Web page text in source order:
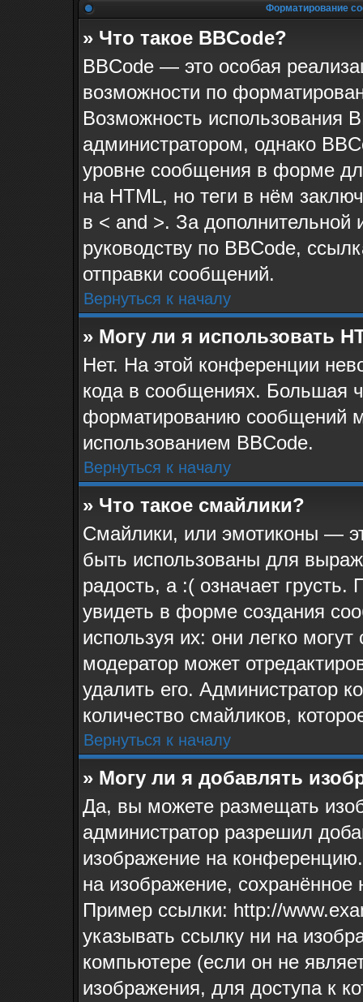
Форматирование
» Что такое BBCode?
BBCode — это особая
возможности по
Возможность использования
администратором, однако
уровне сообщения в форме
на HTML, но теги в нём
в < and >. За дополнительной
руководству по BBCode,
отправки сообщений.
Вернуться к началу
» Могу ли я использовать
Нет. На этой конференции
кода в сообщениях. Большая
форматированию сообщений
использованием BBCode.
Вернуться к началу
» Что такое смайлики?
Смайлики, или эмотиконы —
быть использованы для
радость, а :( означает
увидеть в форме создания
используя их: они легко
модератор может
удалить его. Администратор
количество смайликов,
Вернуться к началу
» Могу ли я добавлять
Да, вы можете размещать
администратор разрешил
изображение на
на изображение,
Пример ссылки: http://
указывать ссылку ни на
компьютере (если он не
изображения, для доступа к